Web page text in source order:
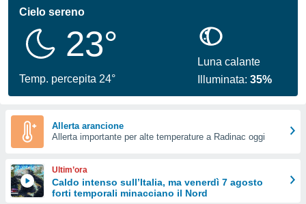
per
le
di
Web
le
Cielo sereno
23°
Temp. percepita 24°
Luna calante
Illuminata:35%
Allerta arancione
Allerta importante per alte temperature a Radinac oggi
Ultim’ora
Caldo intenso sull’Italia, ma venerdì 7 agosto
forti temporali minacciano il Nord